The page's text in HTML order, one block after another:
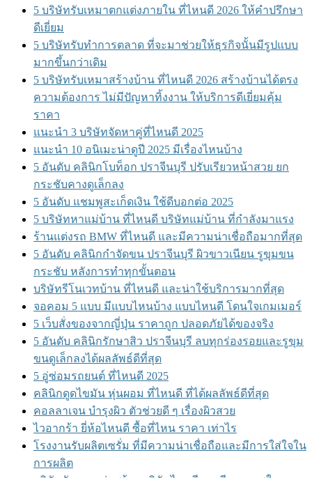
5 บริษัทรับเหมาตกแต่งภายใน ที่ไหนดี 2026 ให้คำปรึกษา
ดีเยี่ยม
5 บริษัทรับทำการตลาด ที่จะมาช่วยให้ธุรกิจนั้นมีรูปแบบ
มากขึ้นกว่าเดิม
5 บริษัทรับเหมาสร้างบ้าน ที่ไหนดี 2026 สร้างบ้านได้ตรง
ความต้องการ ไม่มีปัญหาทิ้งงาน ให้บริการดีเยี่ยมคุ้ม
ราคา
แนะนำ 3 บริษัทจัดหาคู่ที่ไหนดี 2025
แนะนำ 10 อนิเมะน่าดูปี 2025 มีเรื่องไหนบ้าง
5 อันดับ คลินิกโบท็อก ปราจีนบุรี ปรับเรียวหน้าสวย ยก
กระชับคางดูเล็กลง
5 อันดับ แชมพูสะเก็ดเงิน ใช้ดีบอกต่อ 2025
5 บริษัทหาแม่บ้าน ที่ไหนดี บริษัทแม่บ้าน ที่กำลังมาแรง
ร้านแต่งรถ BMW ที่ไหนดี และมีความน่าเชื่อถือมากที่สุด
5 อันดับ คลินิกกำจัดขน ปราจีนบุรี ผิวขาวเนียน รูขุมขน
กระชับ หลังการทำทุกขั้นตอน
บริษัทรีโนเวทบ้าน ที่ไหนดี และน่าใช้บริการมากที่สุด
จอคอม 5 แบบ มีแบบไหนบ้าง แบบไหนดี โดนใจเกมเมอร์
5 เว็บสั่งของจากญี่ปุ่น ราคาถูก ปลอดภัยได้ของจริง
5 อันดับ คลินิกรักษาสิว ปราจีนบุรี ลบทุกร่องรอยและรูขุม
ขนดูเล็กลงได้ผลลัพธ์ดีที่สุด
5 อู่ซ่อมรถยนต์ ที่ไหนดี 2025
คลินิกดูดไขมัน หุ่นผอม ที่ไหนดี ที่ได้ผลลัพธ์ดีที่สุด
คอลลาเจน บำรุงผิว ตัวช่วยดี ๆ เรื่องผิวสวย
ไวอากร้า ยี่ห้อไหนดี ซื้อที่ไหน ราคา เท่าไร
โรงงานรับผลิตเซรั่ม ที่มีความน่าเชื่อถือและมีการใส่ใจใน
การผลิต